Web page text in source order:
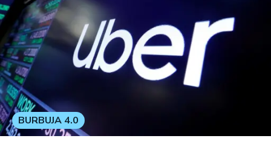
BURBUJA 4.0